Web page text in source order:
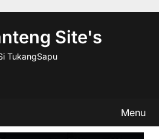
Site's
TukangSapu
Menu